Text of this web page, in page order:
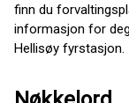
finn du
informasjon for
Hellisøy fyrstasjon.